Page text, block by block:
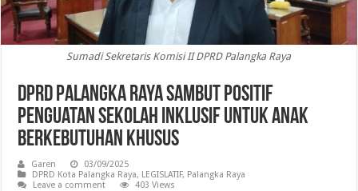
Sumadi Sekretaris Komisi II DPRD Palangka Raya
DPRD Palangka Raya Sambut Positif
Penguatan Sekolah Inklusif untuk Anak
Berkebutuhan Khusus
Garen
03/09/2025
DPRD Kota Palangka Raya, LEGISLATIF, Palangka Raya
Leave a comment
403 Views